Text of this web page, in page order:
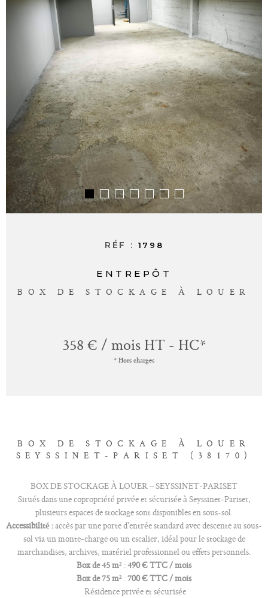
ALERTE E-
CONTACT
RÉF : 1798
ENTREPÔT
BOX DE STOCKAGE À LOUER
358 € / mois HT - HC*
* Hors charges
BOX DE STOCKAGE À LOUER
SEYSSINET-PARISET (38170)
BOX DE STOCKAGE À LOUER – SEYSSINET-PARISET
Situés dans une copropriété privée et sécurisée à Seyssinet-Pariset,
plusieurs espaces de stockage sont disponibles en sous-sol.
Accessibilité :accès par une porte d'entrée standard avec descente au sous-
sol via un monte-charge ou un escalier, idéal pour le stockage de
marchandises, archives, matériel professionnel ou effets personnels.
Box de 45 m² :490 € TTC / mois
Box de 75 m² :700 € TTC / mois
Résidence privée et sécurisée